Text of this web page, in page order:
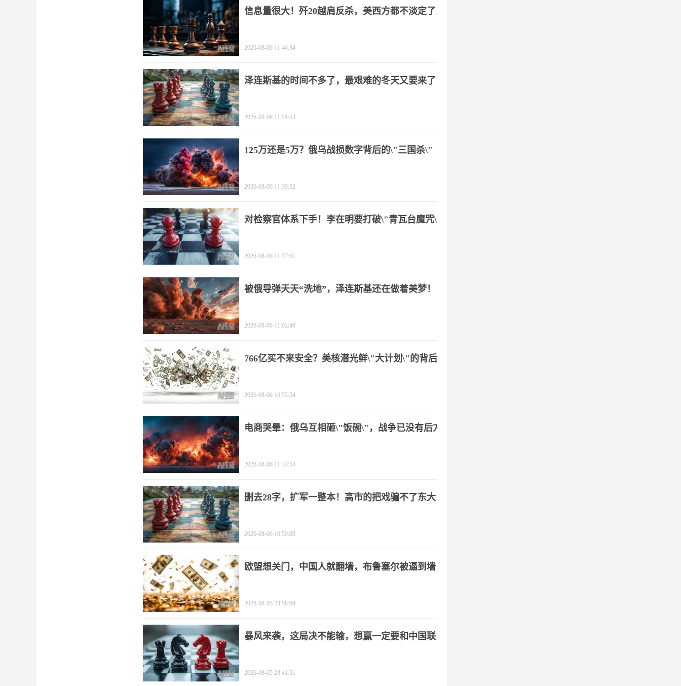
信息量很大！歼20越肩反杀，美西方都不淡定了
2026-08-06 11:46:34
泽连斯基的时间不多了，最艰难的冬天又要来了
2026-08-06 11:51:53
125万还是5万？俄乌战损数字背后的\"三国杀\"
2026-08-06 11:39:52
对检察官体系下手！李在明要打破\"青瓦台魔咒\"
2026-08-06 11:57:01
被俄导弹天天“洗地”，泽连斯基还在做着美梦！
2026-08-06 11:02:49
766亿买不来安全？美核潜光鲜\"大计划\"的背后
2026-08-06 10:55:54
电商哭晕：俄乌互相砸\"饭碗\"，战争已没有后方
2026-08-06 11:34:53
删去28字，扩军一整本！高市的把戏骗不了东大
2026-08-06 10:50:09
欧盟想关门，中国人就翻墙，布鲁塞尔被逼到墙
2026-08-05 23:58:09
暴风来袭，这局决不能输，想赢一定要和中国联
2026-08-05 23:41:51